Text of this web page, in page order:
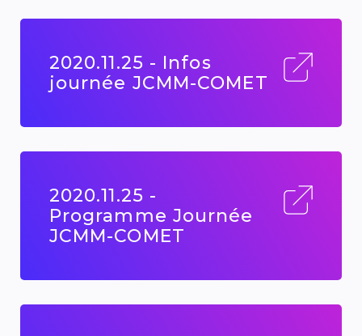
2020.11.25 - Infos
journée JCMM-COMET
2020.11.25 -
Programme Journée
JCMM-COMET